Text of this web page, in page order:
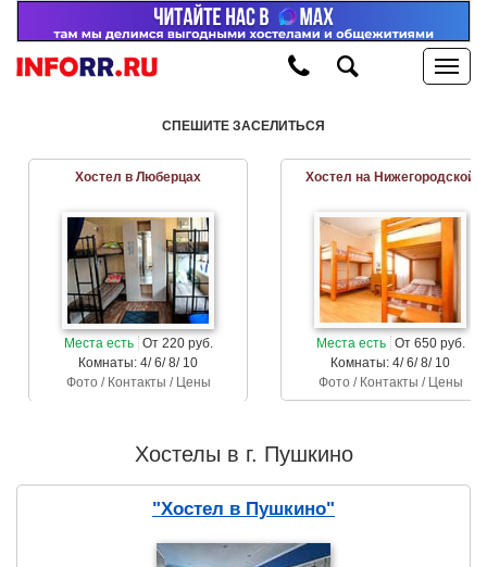
СПЕШИТЕ ЗАСЕЛИТЬСЯ
Хостел в Люберцах
Места есть От 220 руб.
Комнаты: 4/ 6/ 8/ 10
Фото / Контакты / Цены
Хостел на Нижегородской
Места есть От 650 руб.
Комнаты: 4/ 6/ 8/ 10
Фото / Контакты / Цены
Хостелы в г. Пушкино
"Хостел в Пушкино"